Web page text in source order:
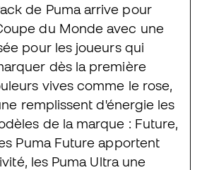
de Puma arrive pour
du Monde avec une
pour les joueurs qui
dès la première
vives comme le rose,
remplissent d'énergie les
de la marque : Future,
Puma Future apportent
les Puma Ultra une